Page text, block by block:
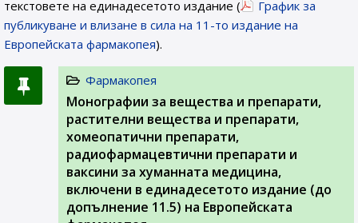
текстовете на единадесетото издание (
График за
публикуване и влизане в сила на 11-то издание на
Европейската фармакопея).
Фармакопея
Монографии за вещества и препарати,
растителни вещества и препарати,
хомеопатични препарати,
радиофармацевтични препарати и
ваксини за хуманната медицина,
включени в единадесетото издание (до
допълнение 11.5) на Европейската